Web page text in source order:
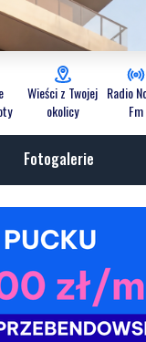
Wieści z Twojej
okolicy
Radio
Fm
Fotogalerie